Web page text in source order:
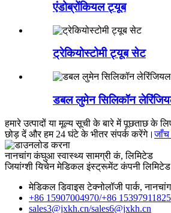
एंडोब्रोंकियल ट्यूब
ट्रेकियोस्टोमी ट्यूब सेट
डबल लुमेन सिलिकॉन
हमारे उत्पादों या मूल्य सूची के बारे में पूछताछ के
छोड़ दें और हम 24 घंटे के भीतर संपर्क करेंगे।जाँच
नानचांग कंघुआ स्वास्थ्य सामग्री कं, लिमिटेड
जियांग्शी यिचेन मेडिकल इंस्ट्रूमेंट कंपनी लिमिटेड
मेडिकल डिवाइस टेक्नोलॉजी पार्क,
+86 15907004970/+86 15397911825
sales3@jxkh.cn/sales6@jxkh.cn